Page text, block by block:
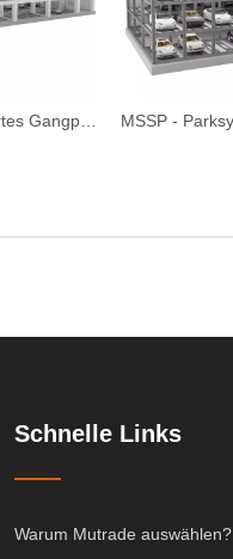
Schnelle Links
Warum Mutrade auswählen?